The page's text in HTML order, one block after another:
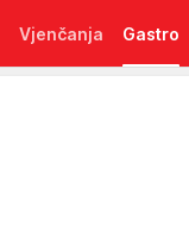
Vjenčanja Gastro